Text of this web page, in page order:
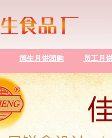
德生月饼团购 员工月